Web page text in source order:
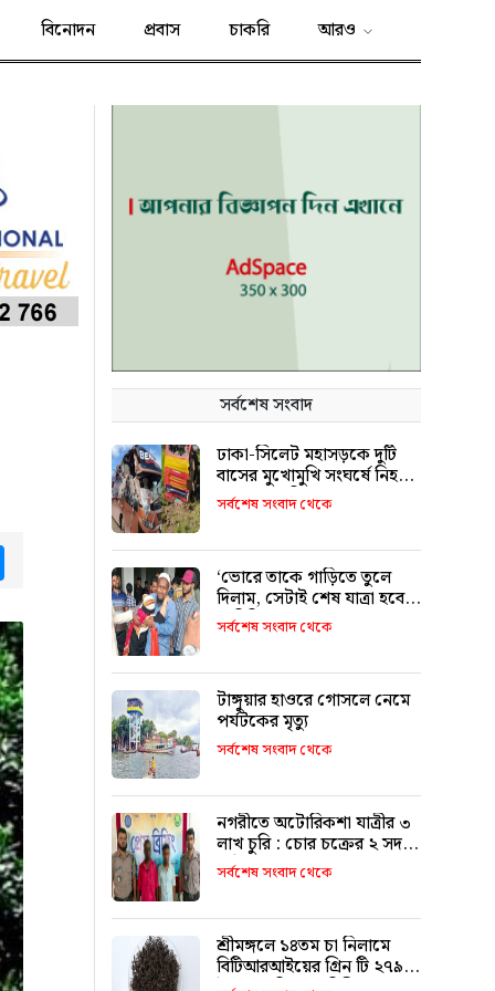
বিনোদন প্রবাস চাকরি আরও
সর্বশেষ সংবাদ
ঢাকা-সিলেট মহাসড়কে দুটি
বাসের মুখোমুখি সংঘর্ষে নিহত
৯ জনের পরিচয় শনাক্ত
সর্বশেষ সংবাদ থেকে
‘ভোরে তাকে গাড়িতে তুলে
দিলাম, সেটাই শেষ যাত্রা হবে
ভাবিনি’
সর্বশেষ সংবাদ থেকে
টাঙ্গুয়ার হাওরে গোসলে নেমে
পর্যটকের মৃত্যু
সর্বশেষ সংবাদ থেকে
নগরীতে অটোরিকশা যাত্রীর ৩
লাখ চুরি : চোর চক্রের ২ সদস্য
আটক
সর্বশেষ সংবাদ থেকে
শ্রীমঙ্গলে ১৪তম চা নিলামে
বিটিআরআইয়ের গ্রিন টি ২৭৯০